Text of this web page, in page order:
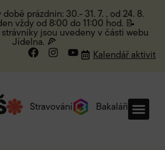
prázdnin: 30.- 31. 7. , od 24. 8.
vždy od 8:00 do 11:00 hod. 📝
jsou uvedeny v části webu
Jídelna. 🍕
Kalendář aktivit
Stravování Bakaláři